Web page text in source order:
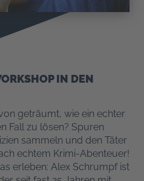
IN DEN
geträumt, wie ein echter
Fall zu lösen? Spuren
sammeln und den Täter
echtem Krimi-Abenteuer!
erleben: Alex Schrumpf ist